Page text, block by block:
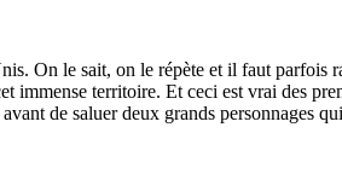
On le sait, on le répète et il faut
territoire. Et ceci est vrai des
de saluer deux grands personnages